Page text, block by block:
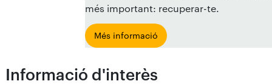
més important: recuperar-te.
Més informació
Informació d'interès